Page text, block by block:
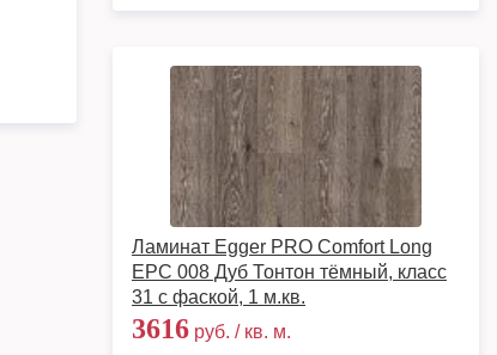
Ламинат Egger PRO Comfort Long
EPC 008 Дуб Тонтон тёмный, класс
31 с фаской, 1 м.кв.
3616 руб. / кв. м.